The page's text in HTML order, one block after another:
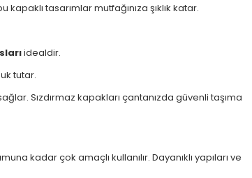
tasarımlar mutfağınıza şıklık katar.
idealdir.
tutar.
Sızdırmaz kapakları çantanızda güvenli taşıma
kadar çok amaçlı kullanılır. Dayanıklı yapıları ve